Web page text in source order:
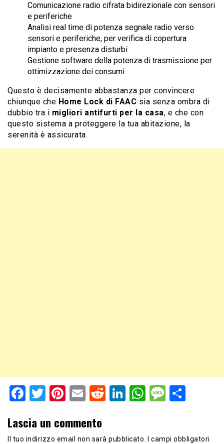
Comunicazione radio cifrata bidirezionale con sensori
e periferiche
Analisi real time di potenza segnale radio verso
sensori e periferiche, per verifica di copertura
impianto e presenza disturbi
Gestione software della potenza di trasmissione per
ottimizzazione dei consumi
Questo è decisamente abbastanza per convincere
chiunque che Home Lock di FAAC sia senza ombra di
dubbio tra i migliori antifurti per la casa, e che con
questo sistema a proteggere la tua abitazione, la
serenità è assicurata.
Facebook
Twitter
Pinterest
EmailRedditLinkedIn
WhatsApp
Lascia un commento
Il tuo indirizzo email non sarà pubblicato. I campi obbligatori